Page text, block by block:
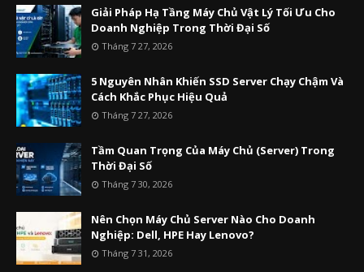
Giải Pháp Hạ Tầng Máy Chủ Vật Lý Tối Ưu Cho
Doanh Nghiệp Trong Thời Đại Số
Tháng 7 27, 2026
5 Nguyên Nhân Khiến SSD Server Chạy Chậm Và
Cách Khắc Phục Hiệu Quả
Tháng 7 27, 2026
Tầm Quan Trọng Của Máy Chủ (Server) Trong
Thời Đại Số
Tháng 7 30, 2026
Nên Chọn Máy Chủ Server Nào Cho Doanh
Nghiệp: Dell, HPE Hay Lenovo?
Tháng 7 31, 2026